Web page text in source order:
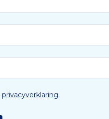
privacyverklaring.